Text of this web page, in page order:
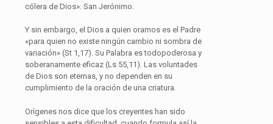
cólera de Dios». San Jerónimo.
Y sin embargo, el Dios a quien oramos es el Padre
«para quien no existe ningún cambio ni sombra de
variación» (St 1,17). Su Palabra es todopoderosa y
soberanamente eficaz (Ls 55,11). Las voluntades
de Dios son eternas, y no dependen en su
cumplimiento de la oración de una criatura.
Orígenes nos dice que los creyentes han sido